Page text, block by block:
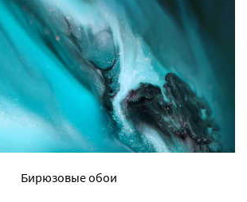
Бирюзовые обои